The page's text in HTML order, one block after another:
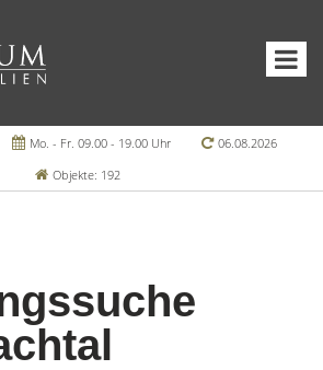
Mo. - Fr. 09.00 - 19.00 Uhr
06.08.2026
Objekte: 192